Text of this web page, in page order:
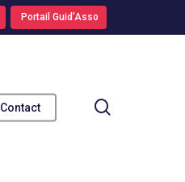
Portail Guid’Asso
Contact